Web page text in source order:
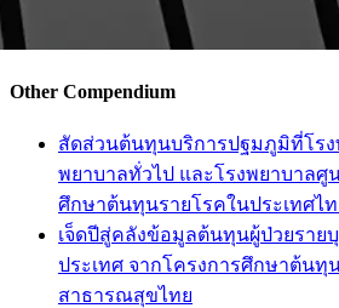
Other Compendium
สัดส่วนต้นทุนบริการปฐมภูมิที่โร
พยาบาลทั่วไป และโรงพยาบาลศู
ศึกษาต้นทุนรายโรคในประเทศไ
เจ็ดปีสู่คลังข้อมูลต้นทุนผู้ป่วยราย
ประเทศ จากโครงการศึกษาต้นทุ
สาธารณสุขไทย